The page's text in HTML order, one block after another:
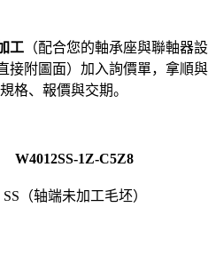
工 （配合您的軸承座與聯軸器設
接附圖面）加入詢價單，拿順與
格、報價與交期。
W4012SS-1Z-C5Z8
（轴端未加工毛坯）